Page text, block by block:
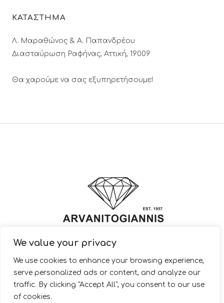
We value your privacy
We use cookies to enhance your browsing experience,
serve personalized ads or content, and analyze our
traffic. By clicking "Accept All", you consent to our use
of cookies.
ΚΑΤΑΣΤΗΜΑ
Λ. Μαραθώνος & A. Παπανδρέου
Διασταύρωση Ραφήνας, Αττική, 19009
Θα χαρούμε να σας εξυπηρετήσουμε!
© 2022 ARVANITOGIANNIS – Jewelry Design & Manufacturing |
JewelryShop.gr